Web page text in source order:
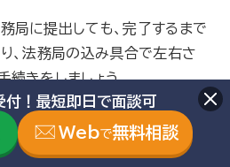
局に提出しても、完了するまで
、法務局の込み具合で左右さ
続きをしましょう。
やトラブル対応を依頼でき
！最短即日で面談可
Webで無料相談